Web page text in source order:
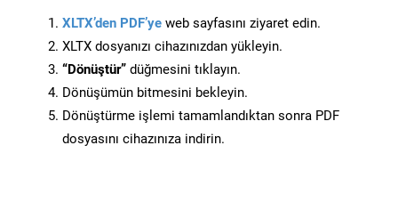
XLTX’den PDF’ye web sayfasını ziyaret edin.
XLTX dosyanızı cihazınızdan yükleyin.
“Dönüştür” düğmesini tıklayın.
Dönüşümün bitmesini bekleyin.
Dönüştürme işlemi tamamlandıktan sonra PDF
dosyasını cihazınıza indirin.